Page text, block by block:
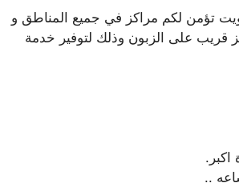
تؤمن لكم مراكز في جميع المناطق و
قريب على الزبون وذلك لتوفير خدمة